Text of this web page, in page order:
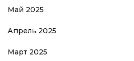
Май 2025
Апрель 2025
Март 2025